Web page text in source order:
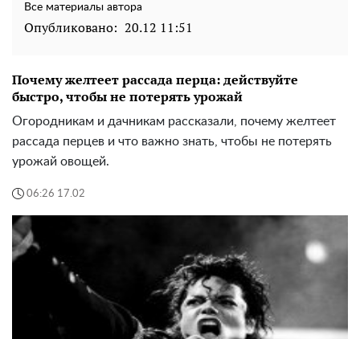
Все материалы автора
Опубликовано: 20.12 11:51
Почему желтеет рассада перца: действуйте
быстро, чтобы не потерять урожай
Огородникам и дачникам рассказали, почему желтеет
рассада перцев и что важно знать, чтобы не потерять
урожай овощей.
06:26 17.02